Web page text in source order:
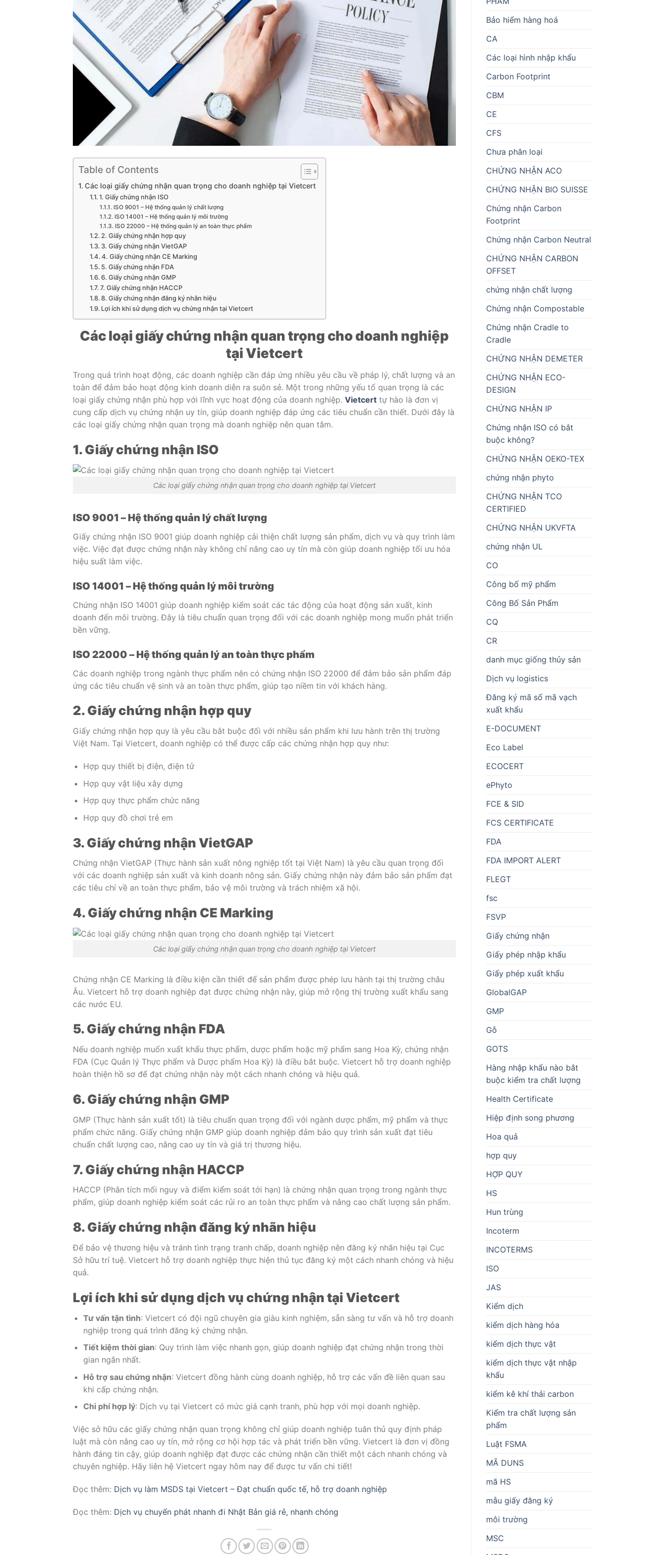
Table of Contents
Các loại giấy chứng nhận quan trọng cho doanh nghiệp tại Vietcert
1. Giấy chứng nhận ISO
ISO 9001 – Hệ thống quản lý chất lượng
ISO 14001 – Hệ thống quản lý môi trường
ISO 22000 – Hệ thống quản lý an toàn thực phẩm
2. Giấy chứng nhận hợp quy
3. Giấy chứng nhận VietGAP
4. Giấy chứng nhận CE Marking
5. Giấy chứng nhận FDA
6. Giấy chứng nhận GMP
7. Giấy chứng nhận HACCP
8. Giấy chứng nhận đăng ký nhãn hiệu
Lợi ích khi sử dụng dịch vụ chứng nhận tại Vietcert
Các loại giấy chứng nhận quan trọng cho doanh nghiệp
tại Vietcert
Trong quá trình hoạt động, các doanh nghiệp cần đáp ứng nhiều yêu cầu về pháp lý, chất lượng và an
toàn để đảm bảo hoạt động kinh doanh diễn ra suôn sẻ. Một trong những yếu tố quan trọng là các
loại giấy chứng nhận phù hợp với lĩnh vực hoạt động của doanh nghiệp. Vietcert tự hào là đơn vị
cung cấp dịch vụ chứng nhận uy tín, giúp doanh nghiệp đáp ứng các tiêu chuẩn cần thiết. Dưới đây là
các loại giấy chứng nhận quan trọng mà doanh nghiệp nên quan tâm.
1. Giấy chứng nhận ISO
Các loại giấy chứng nhận quan trọng cho doanh nghiệp tại Vietcert
ISO 9001 – Hệ thống quản lý chất lượng
Giấy chứng nhận ISO 9001 giúp doanh nghiệp cải thiện chất lượng sản phẩm, dịch vụ và quy trình làm
việc. Việc đạt được chứng nhận này không chỉ nâng cao uy tín mà còn giúp doanh nghiệp tối ưu hóa
hiệu suất làm việc.
ISO 14001 – Hệ thống quản lý môi trường
Chứng nhận ISO 14001 giúp doanh nghiệp kiểm soát các tác động của hoạt động sản xuất, kinh
doanh đến môi trường. Đây là tiêu chuẩn quan trọng đối với các doanh nghiệp mong muốn phát triển
bền vững.
ISO 22000 – Hệ thống quản lý an toàn thực phẩm
Các doanh nghiệp trong ngành thực phẩm nên có chứng nhận ISO 22000 để đảm bảo sản phẩm đáp
ứng các tiêu chuẩn vệ sinh và an toàn thực phẩm, giúp tạo niềm tin với khách hàng.
2. Giấy chứng nhận hợp quy
Giấy chứng nhận hợp quy là yêu cầu bắt buộc đối với nhiều sản phẩm khi lưu hành trên thị trường
Việt Nam. Tại Vietcert, doanh nghiệp có thể được cấp các chứng nhận hợp quy như:
Hợp quy thiết bị điện, điện tử
Hợp quy vật liệu xây dựng
Hợp quy thực phẩm chức năng
Hợp quy đồ chơi trẻ em
3. Giấy chứng nhận VietGAP
Chứng nhận VietGAP (Thực hành sản xuất nông nghiệp tốt tại Việt Nam) là yêu cầu quan trọng đối
với các doanh nghiệp sản xuất và kinh doanh nông sản. Giấy chứng nhận này đảm bảo sản phẩm đạt
các tiêu chí về an toàn thực phẩm, bảo vệ môi trường và trách nhiệm xã hội.
4. Giấy chứng nhận CE Marking
Các loại giấy chứng nhận quan trọng cho doanh nghiệp tại Vietcert
Chứng nhận CE Marking là điều kiện cần thiết để sản phẩm được phép lưu hành tại thị trường châu
Âu. Vietcert hỗ trợ doanh nghiệp đạt được chứng nhận này, giúp mở rộng thị trường xuất khẩu sang
các nước EU.
5. Giấy chứng nhận FDA
Nếu doanh nghiệp muốn xuất khẩu thực phẩm, dược phẩm hoặc mỹ phẩm sang Hoa Kỳ, chứng nhận
FDA (Cục Quản lý Thực phẩm và Dược phẩm Hoa Kỳ) là điều bắt buộc. Vietcert hỗ trợ doanh nghiệp
hoàn thiện hồ sơ để đạt chứng nhận này một cách nhanh chóng và hiệu quả.
6. Giấy chứng nhận GMP
GMP (Thực hành sản xuất tốt) là tiêu chuẩn quan trọng đối với ngành dược phẩm, mỹ phẩm và thực
phẩm chức năng. Giấy chứng nhận GMP giúp doanh nghiệp đảm bảo quy trình sản xuất đạt tiêu
chuẩn chất lượng cao, nâng cao uy tín và giá trị thương hiệu.
7. Giấy chứng nhận HACCP
HACCP (Phân tích mối nguy và điểm kiểm soát tới hạn) là chứng nhận quan trọng trong ngành thực
phẩm, giúp doanh nghiệp kiểm soát các rủi ro an toàn thực phẩm và nâng cao chất lượng sản phẩm.
8. Giấy chứng nhận đăng ký nhãn hiệu
Để bảo vệ thương hiệu và tránh tình trạng tranh chấp, doanh nghiệp nên đăng ký nhãn hiệu tại Cục
Sở hữu trí tuệ. Vietcert hỗ trợ doanh nghiệp thực hiện thủ tục đăng ký một cách nhanh chóng và hiệu
quả.
Lợi ích khi sử dụng dịch vụ chứng nhận tại Vietcert
Tư vấn tận tình: Vietcert có đội ngũ chuyên gia giàu kinh nghiệm, sẵn sàng tư vấn và hỗ trợ doanh
nghiệp trong quá trình đăng ký chứng nhận.
Tiết kiệm thời gian: Quy trình làm việc nhanh gọn, giúp doanh nghiệp đạt chứng nhận trong thời
gian ngắn nhất.
Hỗ trợ sau chứng nhận: Vietcert đồng hành cùng doanh nghiệp, hỗ trợ các vấn đề liên quan sau
khi cấp chứng nhận.
Chi phí hợp lý: Dịch vụ tại Vietcert có mức giá cạnh tranh, phù hợp với mọi doanh nghiệp.
Việc sở hữu các giấy chứng nhận quan trọng không chỉ giúp doanh nghiệp tuân thủ quy định pháp
luật mà còn nâng cao uy tín, mở rộng cơ hội hợp tác và phát triển bền vững. Vietcert là đơn vị đồng
hành đáng tin cậy, giúp doanh nghiệp đạt được các chứng nhận cần thiết một cách nhanh chóng và
chuyên nghiệp. Hãy liên hệ Vietcert ngay hôm nay để được tư vấn chi tiết!
Đọc thêm: Dịch vụ làm MSDS tại Vietcert – Đạt chuẩn quốc tế, hỗ trợ doanh nghiệp
Đọc thêm: Dịch vụ chuyển phát nhanh đi Nhật Bản giá rẻ, nhanh chóng
Bảo hiểm hàng hoá
CA
Các loại hình nhập khẩu
Carbon Footprint
CBM
CE
CFS
Chưa phân loại
CHỨNG NHẬN ACO
CHỨNG NHẬN BIO SUISSE
Chứng nhận Carbon
Footprint
Chứng nhận Carbon Neutral
CHỨNG NHẬN CARBON
OFFSET
chứng nhận chất lượng
Chứng nhận Compostable
Chứng nhận Cradle to
Cradle
CHỨNG NHẬN DEMETER
CHỨNG NHẬN ECO-
DESIGN
CHỨNG NHẬN IP
Chứng nhận ISO có bắt
buộc không?
CHỨNG NHẬN OEKO-TEX
chứng nhận phyto
CHỨNG NHẬN TCO
CERTIFIED
CHỨNG NHẬN UKVFTA
chứng nhận UL
CO
Công bố mỹ phẩm
Công Bố Sản Phẩm
CQ
CR
danh mục giống thủy sản
Dịch vụ logistics
Đăng ký mã số mã vạch
xuất khẩu
E-DOCUMENT
Eco Label
ECOCERT
ePhyto
FCE & SID
FCS CERTIFICATE
FDA
FDA IMPORT ALERT
FLEGT
fsc
FSVP
Giấy chứng nhận
Giấy phép nhập khẩu
Giấy phép xuất khẩu
GlobalGAP
GMP
Gỗ
GOTS
Hàng nhập khẩu nào bắt
buộc kiểm tra chất lượng
Health Certificate
Hiệp định song phương
Hoa quả
hợp quy
HỢP QUY
HS
Hun trùng
Incoterm
INCOTERMS
ISO
JAS
Kiểm dịch
kiểm dịch hàng hóa
kiểm dịch thực vật
kiểm dịch thực vật nhập
khẩu
kiểm kê khí thải carbon
Kiểm tra chất lượng sản
phẩm
Luật FSMA
MÃ DUNS
mã HS
mẫu giấy đăng ký
môi trường
MSC